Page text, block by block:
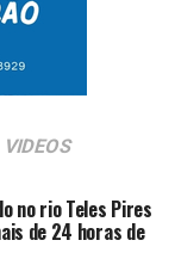
VIDEOS
no rio Teles Pires
de 24 horas de